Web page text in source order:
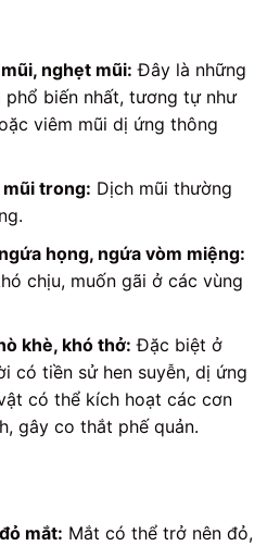
nghẹt mũi: Đây là những
phổ biến nhất, tương tự như
viêm mũi dị ứng thông
trong: Dịch mũi thường
họng, ngứa vòm miệng:
chịu, muốn gãi ở các vùng
khè, khó thở: Đặc biệt ở
có tiền sử hen suyễn, dị ứng
có thể kích hoạt các cơn
gây co thắt phế quản.
mắt: Mắt có thể trở nên đỏ,